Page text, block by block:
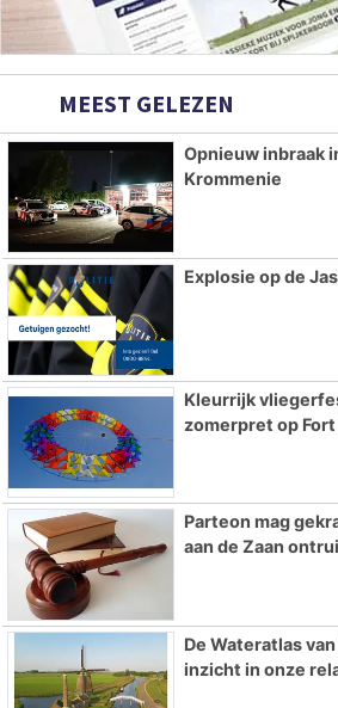
MEEST GELEZEN
Opnieuw inbraak
Krommenie
Explosie op de
Kleurrijk
zomerpret op
Parteon mag
aan de Zaan
De Wateratlas
inzicht in onze